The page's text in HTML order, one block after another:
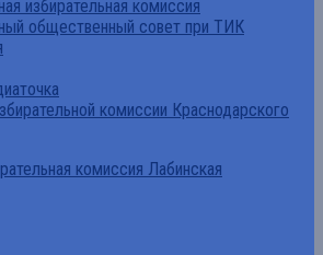
избирательная комиссия
общественный совет при ТИК
комиссии Краснодарского
комиссия Лабинская